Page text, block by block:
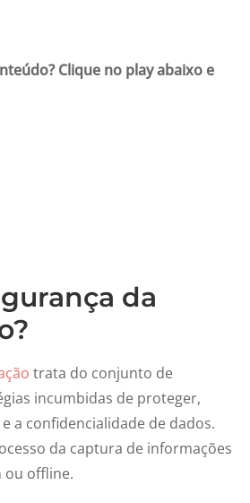
Clique no play abaixo e
da
trata do conjunto de
incumbidas de proteger,
a confidencialidade de dados.
da captura de informações
ou offline.